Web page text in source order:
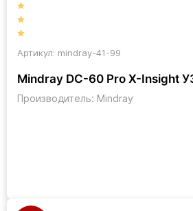
Артикул: mindray-41-99
Mindray DC-60 Pro X-Insight
Производитель: Mindray